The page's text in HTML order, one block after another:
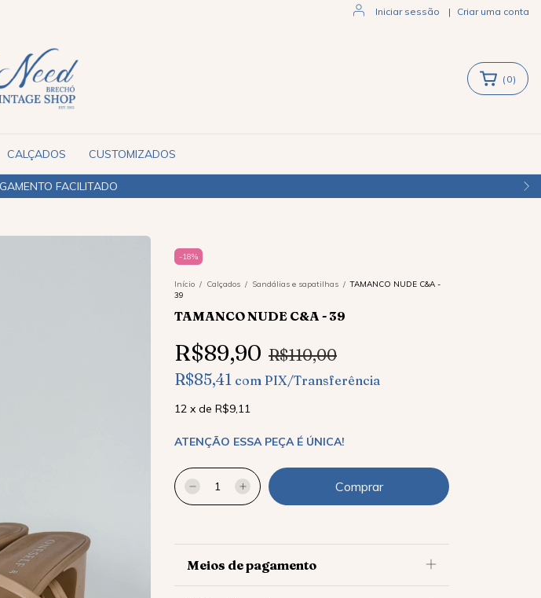
Iniciar sessão | Criar uma conta
FACILITADO
( 0)
CALÇADOS CUSTOMIZADOS
-18%
Início / Calçados / Sandálias e sapatilhas / TAMANCO NUDE C&A -
39
TAMANCO NUDE C&A - 39
R$89,90 R$110,00
R$85,41 com PIX/Transferência
12 x de R$9,11
ATENÇÃO ESSA PEÇA É ÚNICA!
Meios de pagamento